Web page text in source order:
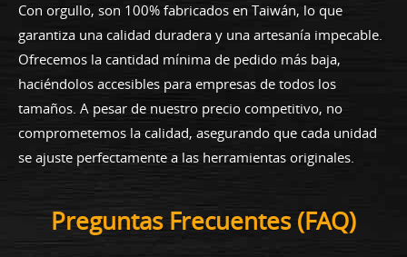
Con orgullo, son 100% fabricados en Taiwán, lo que
garantiza una calidad duradera y una artesanía impecable.
Ofrecemos la cantidad mínima de pedido más baja,
haciéndolos accesibles para empresas de todos los
tamaños. A pesar de nuestro precio competitivo, no
comprometemos la calidad, asegurando que cada unidad
se ajuste perfectamente a las herramientas originales.
Preguntas Frecuentes (FAQ)